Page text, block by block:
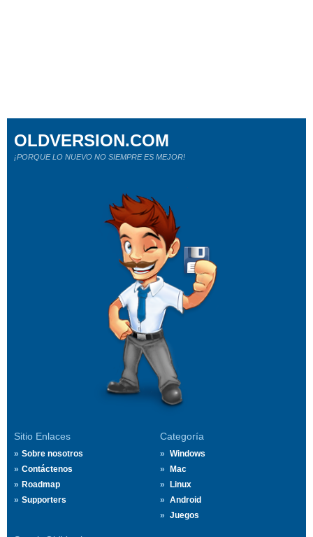
Sitio Enlaces
Sobre nosotros
Contáctenos
Roadmap
Supporters
Categoría
Windows
Mac
Linux
Android
Juegos
OLDVERSION.COM
¡PORQUE LO NUEVO NO SIEMPRE ES MEJOR!